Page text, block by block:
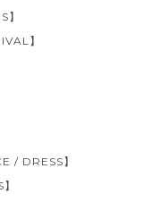
】
】
/ DRESS】